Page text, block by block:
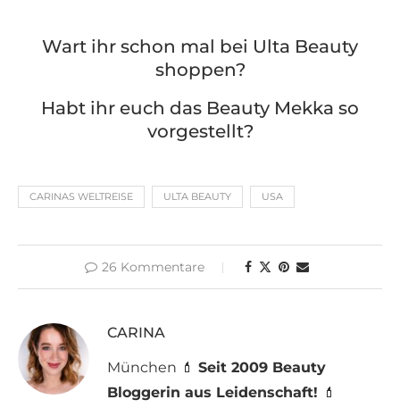
Wart ihr schon mal bei Ulta Beauty
shoppen?
Habt ihr euch das Beauty Mekka so
vorgestellt?
CARINAS WELTREISE ULTA BEAUTY USA
26 Kommentare
CARINA
München 💄 Seit 2009 Beauty
Bloggerin aus Leidenschaft! 💄